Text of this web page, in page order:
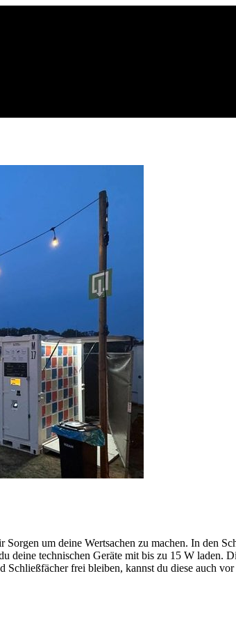
um deine Wertsachen zu machen. In den
deine technischen Geräte mit bis zu 15 W laden.
frei bleiben, kannst du diese auch